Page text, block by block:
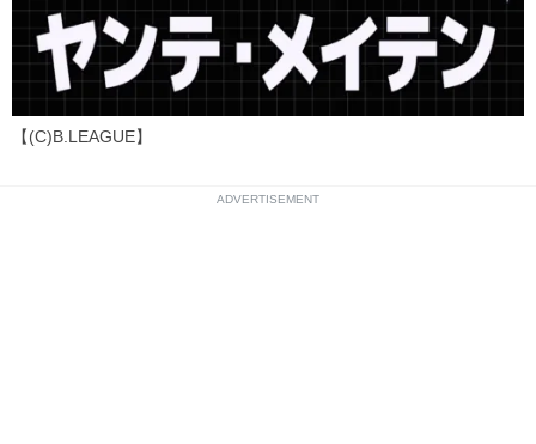
【(C)B.LEAGUE】
ADVERTISEMENT